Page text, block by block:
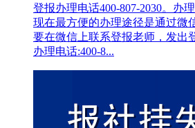
登报办理电话400-807-2030。办
现在最方便的办理途径是通过微
要在微信上联系登报老师，发出
办理电话:400-8...